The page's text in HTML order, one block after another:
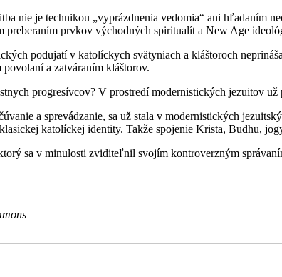
nie je technikou „vyprázdnenia vedomia“ ani hľadaním
prvkov východných spiritualít a New Age
podujatí v katolíckych svätyniach a kláštoroch
a zatváraním kláštorov.
progresívcov? V prostredí modernistických jezuitov už
a sprevádzanie, sa už stala v modernistických
katolíckej identity. Takže spojenie Krista, Budhu,
sa v minulosti zviditeľnil svojím kontroverzným